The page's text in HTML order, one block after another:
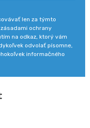
len za týmto
ochrany
na odkaz, ktorý vám
odvolať písomne,
informačného